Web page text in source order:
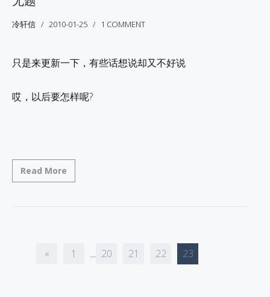
冷轩信 2010-01-25 1 COMMENT
只是来更新一下，有些话想说却又不好说
哎，以后要怎样呢?
Read More
« 1 ... 20 21 22 23